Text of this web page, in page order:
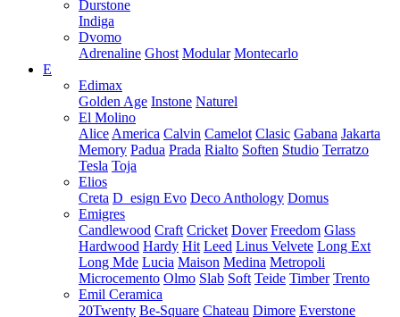
Durstone
Indiga
Dvomo
Adrenaline Ghost Modular Montecarlo
E
Edimax
Golden Age Instone Naturel
El Molino
Alice America Calvin Camelot Clasic Gabana Jakarta
Memory Padua Prada Rialto Soften Studio Terratzo
Tesla Toja
Elios
Creta D_esign Evo Deco Anthology Domus
Emigres
Candlewood Craft Cricket Dover Freedom Glass
Hardwood Hardy Hit Leed Linus Velvete Long Ext
Long Mde Lucia Maison Medina Metropoli
Microcemento Olmo Slab Soft Teide Timber Trento
Emil Ceramica
20Twenty Be-Square Chateau Dimore Everstone